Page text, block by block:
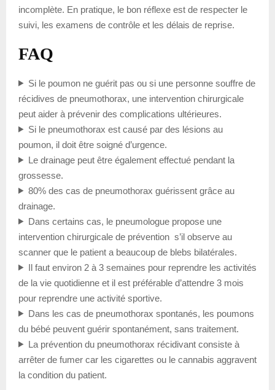
incomplète. En pratique, le bon réflexe est de respecter le
suivi, les examens de contrôle et les délais de reprise.
FAQ
Si le poumon ne guérit pas ou si une personne souffre de
récidives de pneumothorax, une intervention chirurgicale
peut aider à prévenir des complications ultérieures.
Si le pneumothorax est causé par des lésions au
poumon, il doit être soigné d’urgence.
Le drainage peut être également effectué pendant la
grossesse.
80% des cas de pneumothorax guérissent grâce au
drainage.
Dans certains cas, le pneumologue propose une
intervention chirurgicale de prévention s’il observe au
scanner que le patient a beaucoup de blebs bilatérales.
Il faut environ 2 à 3 semaines pour reprendre les activités
de la vie quotidienne et il est préférable d’attendre 3 mois
pour reprendre une activité sportive.
Dans les cas de pneumothorax spontanés, les poumons
du bébé peuvent guérir spontanément, sans traitement.
La prévention du pneumothorax récidivant consiste à
arrêter de fumer car les cigarettes ou le cannabis aggravent
la condition du patient.